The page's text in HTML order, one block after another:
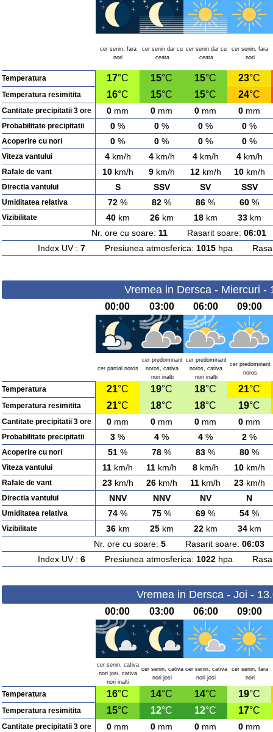
cer senin, fara
nori
cer senin dar cu
ceata
cer senin dar cu
ceata
cer senin, fara
nori
Temperatura 17°C 15°C 15°C 23°C
Temperatura resimitita 16°C 15°C 15°C 24°C
Cantitate precipitatii 3 ore 0 mm 0 mm 0 mm 0 mm
Probabilitate precipitatii 0 % 0 % 0 % 0 %
Acoperire cu nori 0 % 0 % 0 % 0 %
Viteza vantului 4km/h 4km/h 4km/h 4km/h
Rafale de vant 10km/h 9km/h 12km/h 10km/h
Directia vantului S SSV SV SSV
Umiditatea relativa 72 % 82 % 86 % 60 %
Vizibilitate 40km 26km 18km 33km
Nr. ore cu soare: 11 Rasarit soare: 06:01
Index UV : 7Presiunea atmosferica: 1015hpa
Vremea in Dersca - Miercuri -
00:00 03:00 06:00 09:00
cer partial noros
cer predominant
noros, cativa
nori inalti
cer predominant
noros, cativa
nori inalti
cer predominant
noros
Temperatura 21°C 19°C 18°C 21°C
Temperatura resimitita 21°C 18°C 18°C 19°C
Cantitate precipitatii 3 ore 0 mm 0 mm 0 mm 0 mm
Probabilitate precipitatii 3 % 4 % 4 % 2 %
Acoperire cu nori 51 % 78 % 83 % 80 %
Viteza vantului 11 km/h 11 km/h 8km/h 10km/h
Rafale de vant 23km/h 26km/h 11 km/h 23km/h
Directia vantului NNV NNV NV N
Umiditatea relativa 74 % 75 % 69 % 54 %
Vizibilitate 36km 25km 22km 34km
Nr. ore cu soare: 5Rasarit soare: 06:03
Index UV : 6Presiunea atmosferica: 1022hpa
Vremea in Dersca - Joi -
00:00 03:00 06:00 09:00
cer senin, cativa
nori josi, cativa
nori inalti
cer senin, cativa
nori josi
cer senin, cativa
nori josi
cer senin, fara
nori
Temperatura 16°C 14°C 14°C 19°C
Temperatura resimitita 15°C 12°C 12°C 17°C
Cantitate precipitatii 3 ore 0 mm 0 mm 0 mm 0 mm